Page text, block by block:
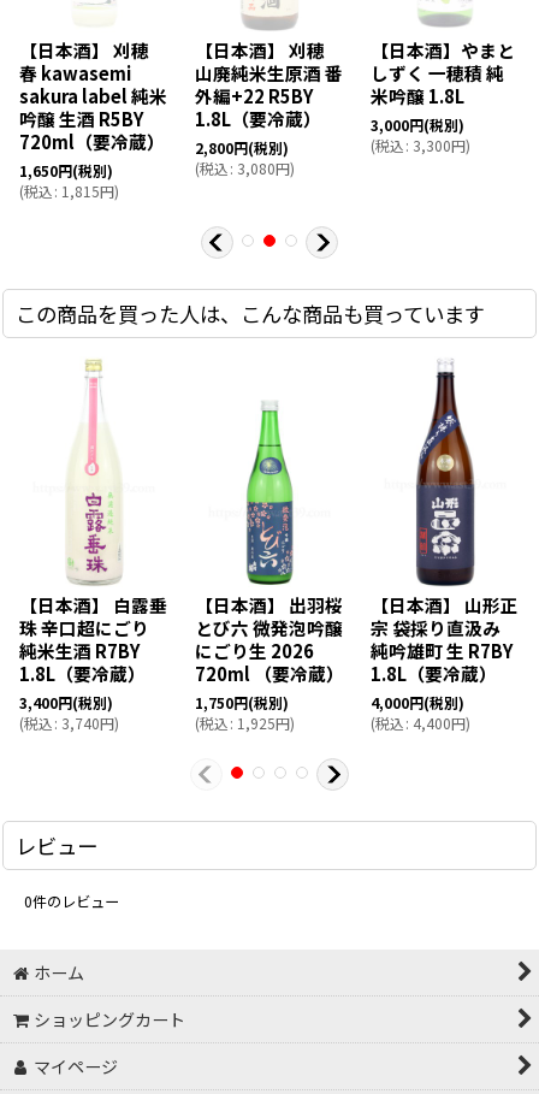
【日本酒】 刈穂
春 kawasemi
sakura label 純米
吟醸 生酒 R5BY
720ml（要冷蔵）
1,650円(税別)
(税込: 1,815円)
【日本酒】 刈穂
山廃純米生原酒 番
外編+22 R5BY
1.8L（要冷蔵）
2,800円(税別)
(税込: 3,080円)
【日本酒】やまと
しずく 一穂積 純
米吟醸 1.8L
3,000円(税別)
(税込: 3,300円)
この商品を買った人は、こんな商品も買っています
【日本酒】 白露垂
珠 辛口超にごり
純米生酒 R7BY
1.8L（要冷蔵）
3,400円(税別)
(税込: 3,740円)
【日本酒】 出羽桜
とび六 微発泡吟醸
にごり生 2026
720ml （要冷蔵）
1,750円(税別)
(税込: 1,925円)
【日本酒】 山形正
宗 袋採り直汲み
純吟雄町 生 R7BY
1.8L（要冷蔵）
4,000円(税別)
(税込: 4,400円)
レビュー
0件のレビュー
ホーム
ショッピングカート
マイページ